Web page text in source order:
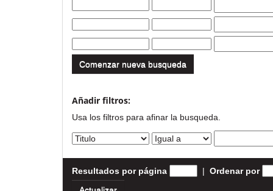
Comenzar nueva busqueda
Añadir filtros:
Usa los filtros para afinar la busqueda.
Resultados por página | Ordenar por